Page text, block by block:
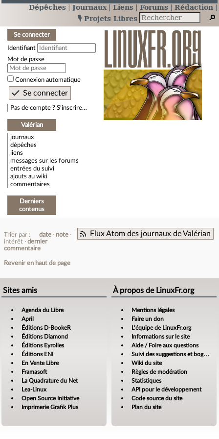
Dépêches Journaux Liens Forums
Rédaction
🎙️ Projets Libres
Se connecter
Identifiant
Mot de passe
Connexion automatique
Pas de compte ? S’inscrire…
Valérian
journaux
dépêches
liens
messages sur les forums
entrées du suivi
ajouts au wiki
commentaires
Derniers
contenus
Flux Atom des journaux de Valérian
Trier par : date
note
intérêt
dernier
commentaire
Revenir en haut de page
Sites amis
Agenda du Libre
April
Éditions D-BookeR
Éditions Diamond
Éditions Eyrolles
Éditions ENI
En Vente Libre
Framasoft
La Quadrature du Net
Lea-Linux
Open Source Initiative
Imprimerie Grafik Plus
À propos de LinuxFr.org
Mentions légales
Faire un don
L’équipe de LinuxFr.org
Informations sur le site
Aide / Foire aux questions
Suivi des suggestions et bogues
Wiki du site
Règles de modération
Statistiques
API pour le développement
Code source du site
Plan du site